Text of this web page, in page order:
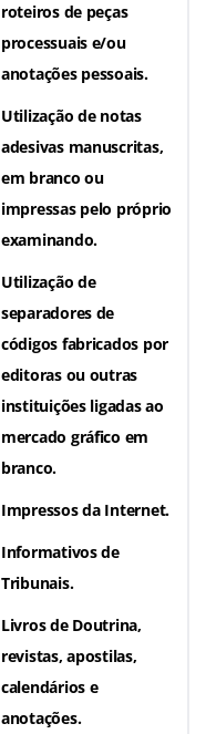
roteiros de peças
processuais e/ou
anotações pessoais.
Utilização de notas
adesivas manuscritas,
em branco ou
impressas pelo próprio
examinando.
Utilização de
separadores de
códigos fabricados por
editoras ou outras
instituições ligadas ao
mercado gráfico em
branco.
Impressos da Internet.
Informativos de
Tribunais.
Livros de Doutrina,
revistas, apostilas,
calendários e
anotações.